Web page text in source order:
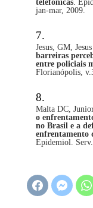
telefônicas.
jan-mar, 2009.
Jesus, GM,
barreiras
entre policiais
Florianópolis,
Malta DC,
o
no Brasil e a
enfrentamento
Epidemiol.